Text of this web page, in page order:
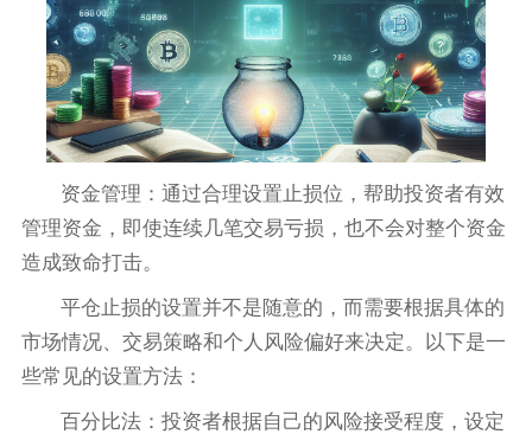
资金管理：通过合理设置止损位，帮助投资者有效
管理资金，即使连续几笔交易亏损，也不会对整个资金
造成致命打击。
平仓止损的设置并不是随意的，而需要根据具体的
市场情况、交易策略和个人风险偏好来决定。以下是一
些常见的设置方法：
百分比法：投资者根据自己的风险接受程度，设定